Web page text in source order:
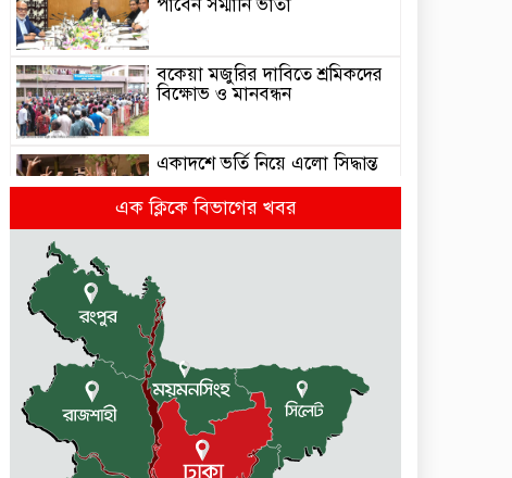
বকেয়া মজুরির দাবিতে শ্রমিকদের
বিক্ষোভ ও মানবন্ধন
একাদশে ভর্তি নিয়ে এলো সিদ্ধান্ত
কর্মসূচি
৩০ সেপ্টেম্বরের মধ্যেই আয়কর
রিটার্নে ৫% কর ছাড়
দুর্গাপুরে পথ পাঠাগারের
আয়োজনে ফল উৎসব
এক ক্লিকে বিভাগের খবর